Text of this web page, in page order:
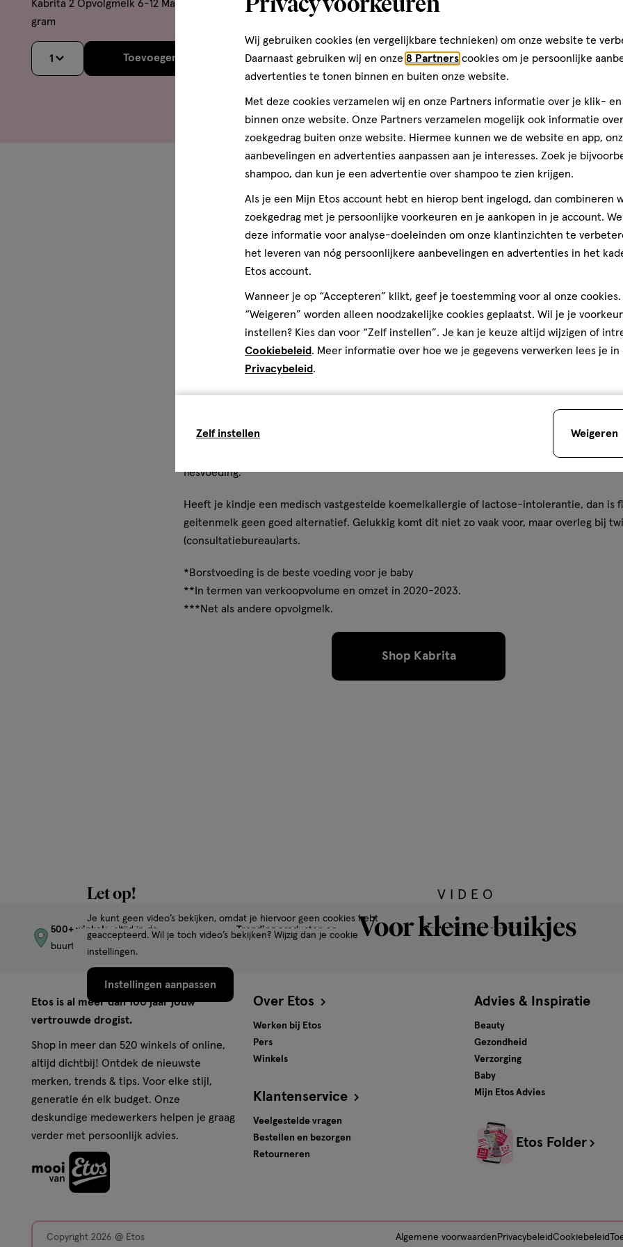
Kabrita 2 Opvolgmelk 6-12 Maanden 800
gram
1 Toevoegenverhoog aantal met één,Bijna uitverkocht! Er zijn nog maar 29 producten op voorraad.
Kabrita 3 Peutermelk Vanaf 1 Jaar 800
1 Toevoegenverhoog aantal met één,Bijna uitverkocht!Er
1 Toevoegen
De voordelen van Geitenmelk
In veel landen drinken mensen van oudsher meer geitenmelk dan koemelk. Ook in ons
steeds meer ontdekt. Kabrita heeft al meer dan 75 jaar ervaring en is wereldwijd het Nr. 1
geitenmelkflesvoeding**. Kabrita heeft het gehele proces van de geitenboerderij tot aan
De geitenmelk, die aan de basis staat van Kabrita flesvoeding, heeft een heleboel
geitenmelkvet, 2’-FL en GOS vezels, BB-12® probiotica en DHA*** omega-3-vetzuren
Kabrita opvolgmelk en peutermelk aan alle wettelijke voorschriften voor flesvoeding. Het
alternatief op basis van geitenmelk, geschikt voor elke gezonde baby op het moment dat
flesvoeding.
Heeft je kindje een medisch vastgestelde koemelkallergie of lactose-intolerantie, dan is
geitenmelk geen goed alternatief. Gelukkig komt dit niet zo vaak voor, maar overleg bij
(consultatiebureau)arts.
*Borstvoeding is de beste voeding voor je baby
**In termen van verkoopvolume en omzet in 2020-2023.
***Net als andere opvolgmelk.
Shop Kabrita
VIDEO
Voor kleine buikjes
Let op!
Je kunt geen video’s bekijken, omdat je hiervoor geen cookies hebt
geaccepteerd. Wil je toch video’s bekijken? Wijzig dan je cookie
instellingen.
Instellingen aanpassen
500+ winkels , altijd in de
buurt
Trending producten en
Gratisbezorging vanaf
Etos is al meer dan 100 jaar jouw
vertrouwde drogist.
Shop in meer dan 520 winkels of online,
altijd dichtbij! Ontdek de nieuwste
merken, trends & tips. Voor elke stijl,
generatie én elk budget. Onze
deskundige medewerkers helpen je graag
verder met persoonlijk advies.
Over Etos
Werken bij Etos
Pers
Winkels
Klantenservice
Veelgestelde vragen
Bestellen en bezorgen
Retourneren
Advies & Inspiratie
Beauty
Gezondheid
Verzorging
Baby
Mijn Etos Advies
Etos Folder
Copyright 2026 @ Etos Algemene voorwaarden PrivacybeleidCookiebeleid
Wij gebruiken cookies (en vergelijkbare technieken) om onze website te
Daarnaast gebruiken wij en onze 8 Partners cookies om je persoonlijke
advertenties te tonen binnen en buiten onze website.
Met deze cookies verzamelen wij en onze Partners informatie over je klik-
binnen onze website. Onze Partners verzamelen mogelijk ook informatie
zoekgedrag buiten onze website. Hiermee kunnen we de website en app,
aanbevelingen en advertenties aanpassen aan je interesses. Zoek je
shampoo, dan kun je een advertentie over shampoo te zien krijgen.
Als je een Mijn Etos account hebt en hierop bent ingelogd, dan combineren
zoekgedrag met je persoonlijke voorkeuren en je aankopen in je account.
deze informatie voor analyse-doeleinden om onze klantinzichten te
het leveren van nóg persoonlijkere aanbevelingen en advertenties in het
Etos account.
Wanneer je op “Accepteren” klikt, geef je toestemming voor al onze cookies.
“Weigeren” worden alleen noodzakelijke cookies geplaatst. Wil je je
instellen? Kies dan voor “Zelf instellen”. Je kan je keuze altijd wijzigen of
Cookiebeleid. Meer informatie over hoe we je gegevens verwerken lees je in
Privacybeleid.
Zelf instellen Weigeren